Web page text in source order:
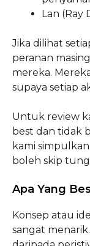
Lan
Jika dilihat
peranan
mereka.
supaya setiap
Untuk review
best dan tidak
kami
boleh skip
Apa Yang
Konsep atau
sangat